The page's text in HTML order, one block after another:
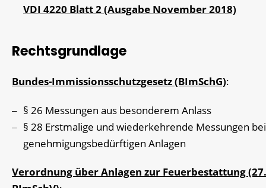
VDI 4220 Blatt 2 (Ausgabe November 2018)
Rechtsgrundlage
Bundes-Immissionsschutzgesetz (BImSchG):
§ 26 Messungen aus besonderem Anlass
§ 28 Erstmalige und wiederkehrende Messungen bei
genehmigungsbedürftigen Anlagen
Verordnung über Anlagen zur Feuerbestattung (27.